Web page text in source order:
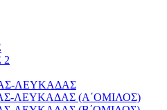
2
ΛΕΥΚΑΔΑΣ
ΛΕΥΚΑΔΑΣ (Α΄ΟΜΙΛΟΣ)